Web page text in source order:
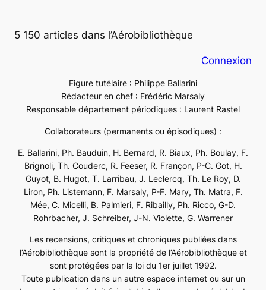
5 150 articles dans l’Aérobibliothèque
Connexion
Figure tutélaire : Philippe Ballarini
Rédacteur en chef : Frédéric Marsaly
Responsable département périodiques : Laurent Rastel
Collaborateurs (permanents ou épisodiques) :
E. Ballarini, Ph. Bauduin, H. Bernard, R. Biaux, Ph. Boulay, F.
Brignoli, Th. Couderc, R. Feeser, R. Françon, P-C. Got, H.
Guyot, B. Hugot, T. Larribau, J. Leclercq, Th. Le Roy, D.
Liron, Ph. Listemann, F. Marsaly, P-F. Mary, Th. Matra, F.
Mée, C. Micelli, B. Palmieri, F. Ribailly, Ph. Ricco, G-D.
Rohrbacher, J. Schreiber, J-N. Violette, G. Warrener
Les recensions, critiques et chroniques publiées dans
l’Aérobibliothèque sont la propriété de l’Aérobibliothèque et
sont protégées par la loi du 1er juillet 1992.
Toute publication dans un autre espace internet ou sur un